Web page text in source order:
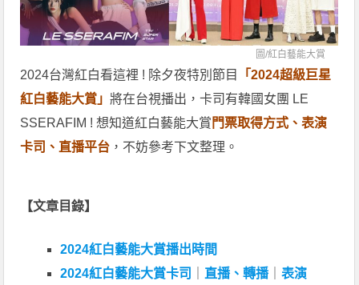
圖/紅白藝能大賞
2024台灣紅白看這裡 ! 除夕夜特別節目
「2024超級巨星
紅白藝能大賞」將在台視播出，卡司有韓國女團 LE
SSERAFIM ! 想知道紅白藝能大賞 門票取得方式、表演
卡司、直播平台 ，不妨參考下文整理。
【文章目錄】
2024紅白藝能大賞播出時間
2024紅白藝能大賞卡司
直播、轉播 ｜表演